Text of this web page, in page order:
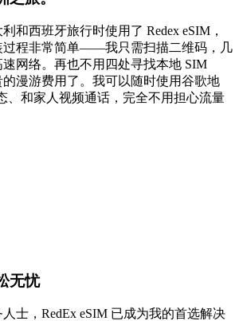
和西班牙旅行时使用了 Redex eSIM，
过程非常简单——我只需扫描二维码，几
网络。再也不用四处寻找本地 SIM
漫游费用了。我可以随时使用谷歌地
、和家人视频通话，完全不用担心流量
无忧
士，RedEx eSIM 已成为我的首选解决